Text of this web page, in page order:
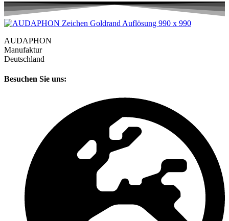
AUDAPHON
Manufaktur
Deutschland
Besuchen Sie uns: